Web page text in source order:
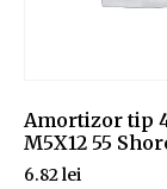
Amortizor tip 4
M5X12 55
6.82lei